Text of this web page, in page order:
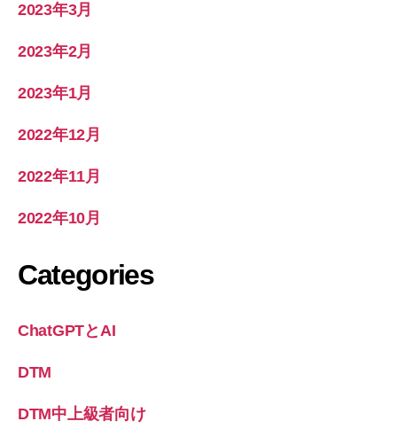
2023年3月
2023年2月
2023年1月
2022年12月
2022年11月
2022年10月
Categories
ChatGPTとAI
DTM
DTM中上級者向け